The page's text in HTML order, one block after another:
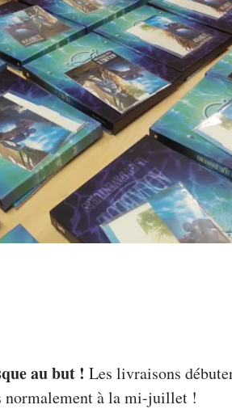
au but ! Les livraisons
normalement à la mi-juillet !